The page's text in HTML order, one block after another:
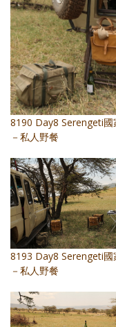
創意出版服務
歷史區
關於Yilan
個人著作
活動實況記錄
媒體報導一覽
合作與代言
訂閱電子報
8190 Day8 Serengeti國
－私人野餐
8193 Day8 Serengeti國
－私人野餐